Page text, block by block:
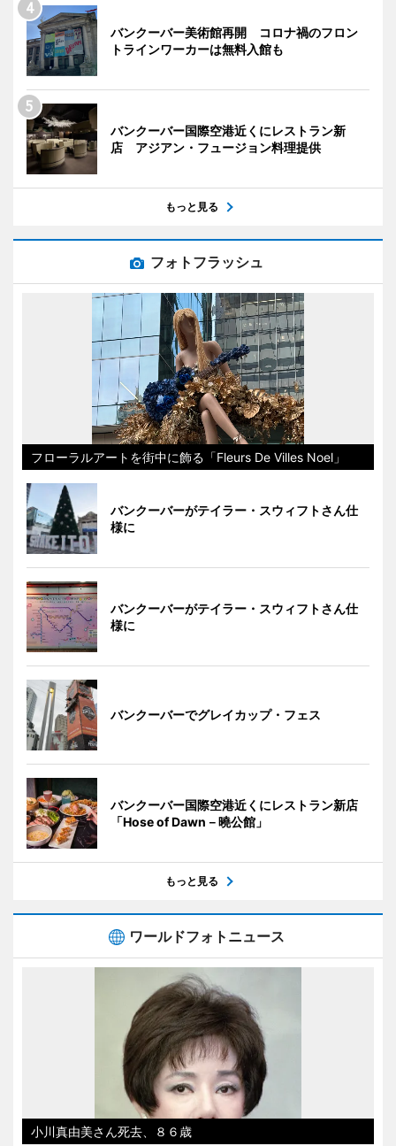
バンクーバー美術館再開 コロナ禍のフロン
トラインワーカーは無料入館も
バンクーバー国際空港近くにレストラン新
店 アジアン・フュージョン料理提供
もっと見る
フォトフラッシュ
フローラルアートを街中に飾る「Fleurs De Villes Noel」
バンクーバーがテイラー・スウィフトさん仕
様に
バンクーバーがテイラー・スウィフトさん仕
様に
バンクーバーでグレイカップ・フェス
バンクーバー国際空港近くにレストラン新店
「Hose of Dawn－曉公館」
もっと見る
ワールドフォトニュース
小川真由美さん死去、８６歳